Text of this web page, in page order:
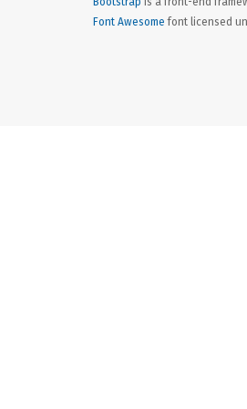
Font Awesome font licensed